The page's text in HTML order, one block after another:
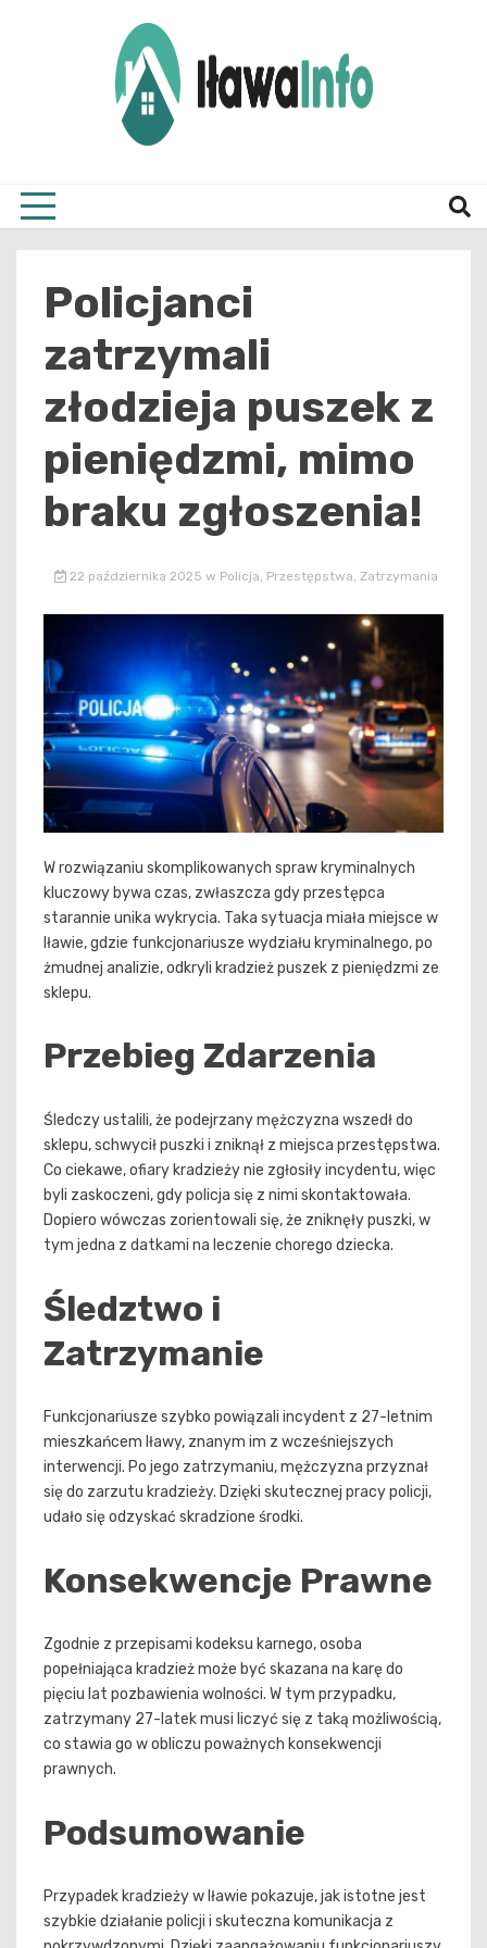
Policjanci
zatrzymali
złodzieja puszek z
pieniędzmi, mimo
braku zgłoszenia!
22 października 2025 w Policja, Przestępstwa, Zatrzymania
W rozwiązaniu skomplikowanych spraw kryminalnych
kluczowy bywa czas, zwłaszcza gdy przestępca
starannie unika wykrycia. Taka sytuacja miała miejsce w
Iławie, gdzie funkcjonariusze wydziału kryminalnego, po
żmudnej analizie, odkryli kradzież puszek z pieniędzmi ze
sklepu.
Przebieg Zdarzenia
Śledczy ustalili, że podejrzany mężczyzna wszedł do
sklepu, schwycił puszki i zniknął z miejsca przestępstwa.
Co ciekawe, ofiary kradzieży nie zgłosiły incydentu, więc
byli zaskoczeni, gdy policja się z nimi skontaktowała.
Dopiero wówczas zorientowali się, że zniknęły puszki, w
tym jedna z datkami na leczenie chorego dziecka.
Śledztwo i
Zatrzymanie
Funkcjonariusze szybko powiązali incydent z 27-letnim
mieszkańcem Iławy, znanym im z wcześniejszych
interwencji. Po jego zatrzymaniu, mężczyzna przyznał
się do zarzutu kradzieży. Dzięki skutecznej pracy policji,
udało się odzyskać skradzione środki.
Konsekwencje Prawne
Zgodnie z przepisami kodeksu karnego, osoba
popełniająca kradzież może być skazana na karę do
pięciu lat pozbawienia wolności. W tym przypadku,
zatrzymany 27-latek musi liczyć się z taką możliwością,
co stawia go w obliczu poważnych konsekwencji
prawnych.
Podsumowanie
Przypadek kradzieży w Iławie pokazuje, jak istotne jest
szybkie działanie policji i skuteczna komunikacja z